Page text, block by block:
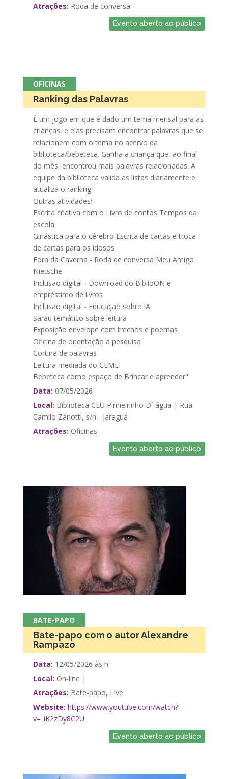
Atrações: Roda de conversa
Evento aberto ao público
OFICINAS
Ranking das Palavras
É um jogo em que é dado um tema mensal para as
crianças, e elas precisam encontrar palavras que se
relacionem com o tema no acervo da
biblioteca/bebeteca. Ganha a criança que, ao final
do mês, encontrou mais palavras relacionadas. A
equipe da biblioteca valida as listas diariamente e
atualiza o ranking.
Outras atividades:
Escrita criativa com o Livro de contos Tempos da
escola
Ginástica para o cérebro Escrita de cartas e troca
de cartas para os idosos
Fora da Caverna - Roda de conversa Meu Amigo
Nietsche
Inclusão digital - Download do BiblioON e
empréstimo de livros
Inclusão digital - Educação sobre IA
Sarau temático sobre leitura
Exposição envelope com trechos e poemas
Oficina de orientação a pesquisa
Cortina de palavras
Leitura mediada do CEMEI
Bebeteca como espaço de Brincar e aprender"
Data: 07/05/2026
Local: Biblioteca CEU Pinheirinho D´ água | Rua
Camilo Zanotti, s/n - Jaraguá
Atrações: Oficinas
Evento aberto ao público
BATE-PAPO
Bate-papo com o autor Alexandre
Rampazo
Data: 12/05/2026 às h
Local: On-line |
Atrações: Bate-papo, Live
Website: https://www.youtube.com/watch?
v=_iK2zDy8C2U
Evento aberto ao público